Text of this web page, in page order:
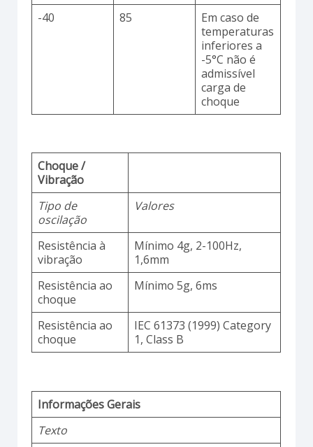
-40
85
Em caso de
temperaturas
inferiores a
-5°C não é
admissível
carga de
choque
Choque /
Vibração
Tipo de
oscilação
Valores
Resistência à
vibração
Mínimo 4g, 2-100Hz,
1,6mm
Resistência ao
choque
Mínimo 5g, 6ms
Resistência ao
choque
IEC 61373 (1999) Category
1, Class B
Informações Gerais
Texto